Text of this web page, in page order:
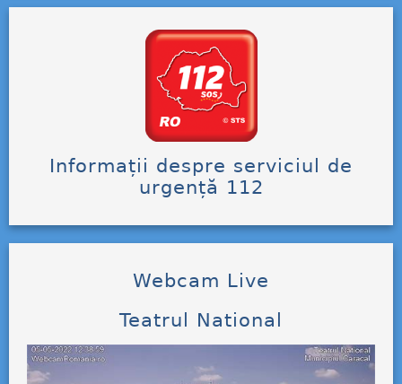
Informații despre serviciul de
urgență 112
Webcam Live
Teatrul National